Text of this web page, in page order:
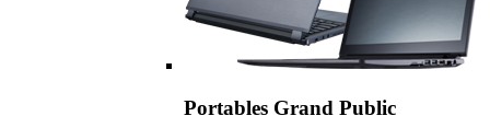
Portables Grand Public